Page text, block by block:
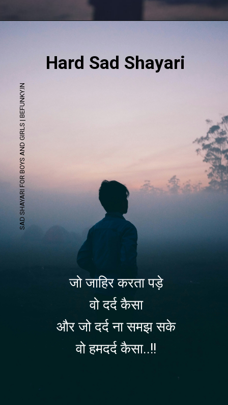
Hard Sad Shayari
जो जाहिर करता पड़े
वो दर्द कैसा
और जो दर्द ना समझ सके
वो हमदर्द कैसा..!!
SAD SHAYARI FOR BOYS AND GIRLS | BEFUNKY.IN